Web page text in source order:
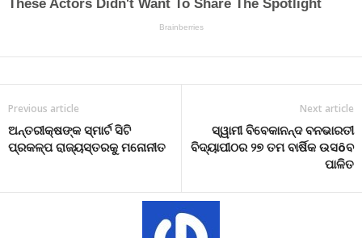
Previous article
ଅନ୍ତରୀକ୍ଷଙ୍କ ସ୍ମାର୍ଟ ସିଟି
ପ୍ରକଳ୍ପ ରାଜ୍ୟସ୍ତରକୁ ମନୋନୀତ
Next article
ସ୍ୱାମୀ ବିବେକାନନ୍ଦ ବନଭାରତୀ
ବିଦ୍ୟାପୀଠର ୨୭ ତମ ବାର୍ଷିକ ଉସôବ
ପାଳିତ